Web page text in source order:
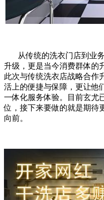
从传统的洗衣门店到业务
升级，更是当今消费群体的
此次与传统洗衣店战略合作
活上的便捷与保障，更让他
一体化服务体验。目前玄尤
位，接下来要做的就是期待
向前。